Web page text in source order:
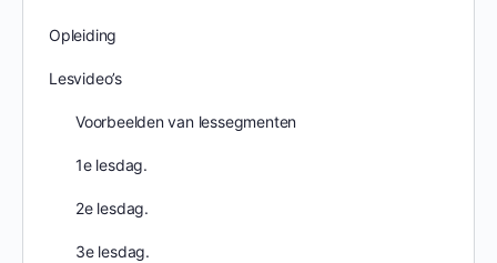
Opleiding
Lesvideo’s
Voorbeelden van lessegmenten
1e lesdag.
2e lesdag.
3e lesdag.